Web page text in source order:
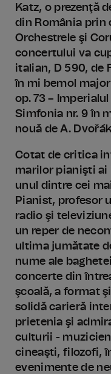
Katz, o prezenţă
din România prin
Orchestrele şi
concertului va
italian, D 590, de
în mi bemol
op. 73 –
Simfonia nr. 9 în
nouă de A.
Cotat de critica
marilor pianişti ai
unul dintre cei
Pianist, profesor
radio şi
un reper de
ultima jumătate
nume ale
concerte din
şcoală, a format
solidă carieră
prietenia şi
culturii -
cineaşti, filozofi,
evenimente de